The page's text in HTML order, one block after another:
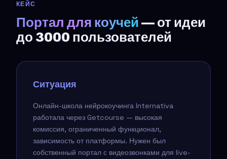
КЕЙС
Портал для коучей — от идеи
до 3000 пользователей
Ситуация
Онлайн-школа нейрокоучинга Internativa
работала через Getcourse — высокая
комиссия, ограниченный функционал,
зависимость от платформы. Нужен был
собственный портал с видеозвонками для live-